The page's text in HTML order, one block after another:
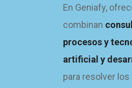
En Geniafy,
combinan
procesos y
artificial y
para resolver